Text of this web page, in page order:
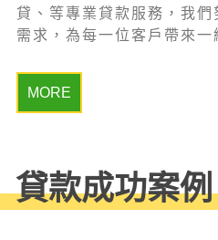
貸、等專業貸款服務，我
需求，為每一位客戶帶來一
MORE
貸款成功案例